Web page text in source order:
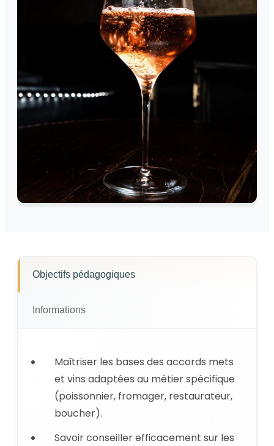
Objectifs pédagogiques
Informations
Maîtriser les bases des accords mets
et vins adaptées au métier spécifique
(poissonnier, fromager, restaurateur,
boucher).
Savoir conseiller efficacement sur les